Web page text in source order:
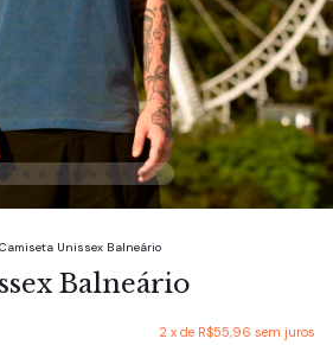
Camiseta Unissex Balneário
Balneário
2 x de R$55,96 sem juros